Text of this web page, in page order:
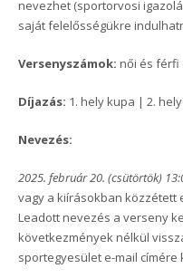
nevezhet (sportorvosi
saját felelősségükre
Versenyszámok: női és férfi
Díjazás: 1. hely kupa | 2.
Nevezés:
2025. február 20. (csütörtök)
vagy a kiírásokban közzétett
Leadott nevezés a verseny
következmények nélkül
sportegyesület e-mail címére